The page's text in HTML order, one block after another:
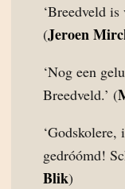
‘Breedveld
(Jeroen
‘Nog een
Breedveld.’ (
gedróómd!
Blik)